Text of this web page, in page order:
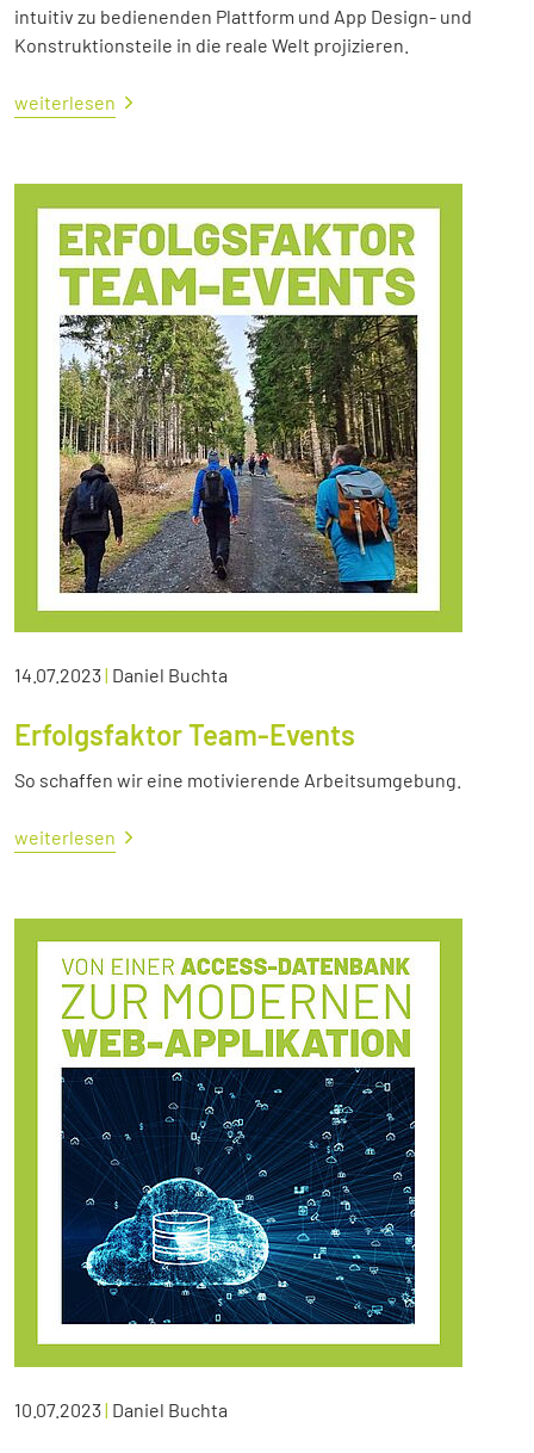
intuitiv zu bedienenden Plattform und App Design- und
Konstruktionsteile in die reale Welt projizieren.
weiterlesen
14.07.2023| Daniel Buchta
Erfolgsfaktor Team-Events
So schaffen wir eine motivierende Arbeitsumgebung.
weiterlesen
10.07.2023| Daniel Buchta